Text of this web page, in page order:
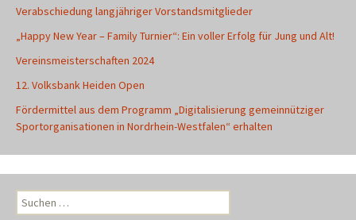
Verabschiedung langjähriger Vorstandsmitglieder
„Happy New Year – Family Turnier“: Ein voller Erfolg für Jung und Alt!
Vereinsmeisterschaften 2024
12. Volksbank Heiden Open
Fördermittel aus dem Programm „Digitalisierung gemeinnütziger
Sportorganisationen in Nordrhein-Westfalen“ erhalten
Suchen
nach: